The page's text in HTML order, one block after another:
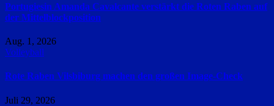
Portugiesin Amanda Cavalcante verstärkt die Roten Raben auf
der Mittelblockposition
Aug. 1, 2026
Volleyball
Rote Raben Vilsbiburg machen den großen Image-Check
Juli 29, 2026